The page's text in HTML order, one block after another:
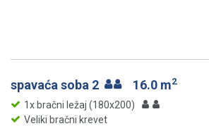
spavaća soba 2 16.0 m2
1x bračni ležaj (180x200)
Veliki bračni krevet